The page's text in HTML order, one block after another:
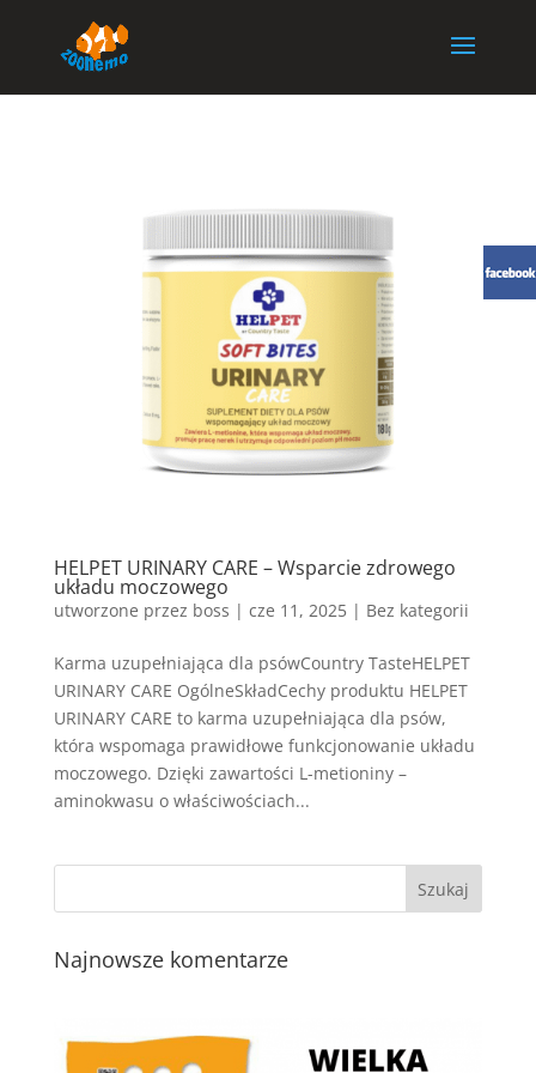
HELPET URINARY CARE – Wsparcie zdrowego
układu moczowego
utworzone przez boss | cze 11, 2025| Bez kategorii
Karma uzupełniająca dla psówCountry TasteHELPET
URINARY CARE OgólneSkładCechy produktu HELPET
URINARY CARE to karma uzupełniająca dla psów,
która wspomaga prawidłowe funkcjonowanie układu
moczowego. Dzięki zawartości L-metioniny –
aminokwasu o właściwościach...
Najnowsze komentarze